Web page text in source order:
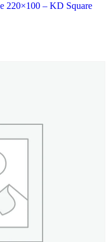
220×100 – KD Square